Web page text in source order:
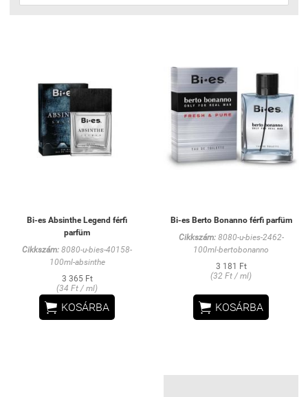
Bi-es Absinthe Legend férfi
parfüm
Cikkszám: 8080-u-bies-40158-
100ml-absinthe
3 365 Ft
(34 Ft / ml)
 KOSÁRBA
Bi-es Berto Bonanno férfi parfüm
Cikkszám:8080-u-bies-2462-
100ml-bertobonanno
3 181 Ft
(32 Ft / ml)
 KOSÁRBA